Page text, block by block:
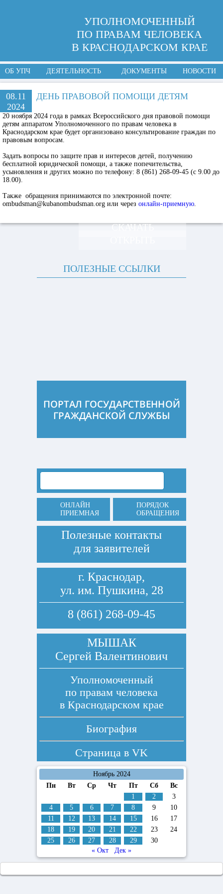
УПОЛНОМОЧЕННЫЙ
ПО ПРАВАМ ЧЕЛОВЕКА
В КРАСНОДАРСКОМ КРАЕ
ОБ УПЧ ДЕЯТЕЛЬНОСТЬ ДОКУМЕНТЫ НОВОСТИ
08.11
2024
ДЕНЬ ПРАВОВОЙ ПОМОЩИ ДЕТЯМ
20 ноября 2024 года в рамках Всероссийского дня правовой помощи
детям аппаратом Уполномоченного по правам человека в
Краснодарском крае будет организовано консультирование граждан по
правовым вопросам.
Задать вопросы по защите прав и интересов детей, получению
бесплатной юридической помощи, а также попечительства,
усыновления и других можно по телефону: 8 (861) 268-09-45 (с 9.00 до
18.00).
Также обращения принимаются по электронной почте:
ombudsman@kubanombudsman.org или через онлайн-приемную.
СКАЧАТЬ
ПОЛЕЗНЫЕ ССЫЛКИ
ОНЛАЙН
ПРИЕМНАЯ
ПОРЯДОК
ОБРАЩЕНИЯ
Полезные контакты
для заявителей
г. Краснодар,
ул. им. Пушкина, 28
8 (861) 268-09-45
МЫШАК
Сергей Валентинович
Уполномоченный
по правам человека
в Краснодарском крае
Биография
Страница в VK
Ноябрь 2024
Пн
Вт Ср Чт Пт Сб
Вс
1
2
3
4
5 6 7 8 9
10
11
12 13 14 15 16
17
18
19 20 21 22 23
24
25
26 27 28 29
30
« Окт
Дек »